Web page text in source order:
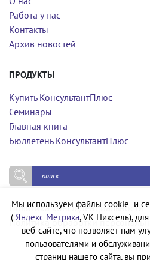
Работа у нас
Контакты
Архив новостей
ПРОДУКТЫ
Купить КонсультантПлюс
Семинары
Главная книга
Бюллетень КонсультантПлюс
Политика конфиденциальности
Политика обработки
Мы используем файлы cookie и
( Яндекс Метрика, VK Пиксель),
веб-сайте, что позволяет нам
пользователями и
страниц нашего сайта, вы